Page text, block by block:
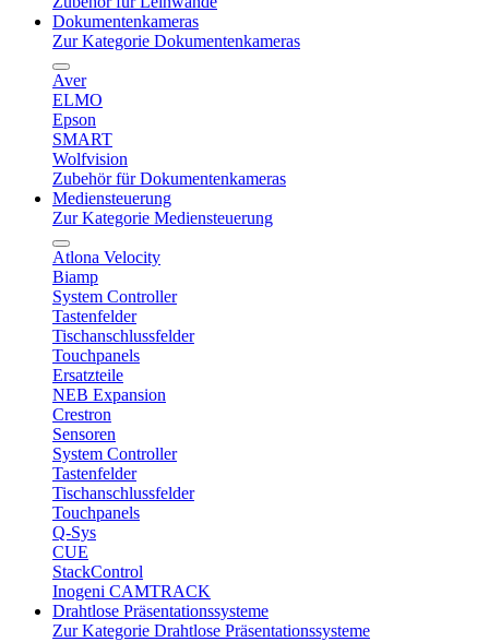
Dokumentenkameras
Zur Kategorie Dokumentenkameras
Aver
ELMO
Epson
SMART
Wolfvision
Zubehör für Dokumentenkameras
Mediensteuerung
Zur Kategorie Mediensteuerung
Atlona Velocity
Biamp
System Controller
Tastenfelder
Tischanschlussfelder
Touchpanels
Ersatzteile
NEB Expansion
Crestron
Sensoren
System Controller
Tastenfelder
Tischanschlussfelder
Touchpanels
Q-Sys
CUE
StackControl
Inogeni CAMTRACK
Drahtlose Präsentationssysteme
Zur Kategorie Drahtlose Präsentationssysteme